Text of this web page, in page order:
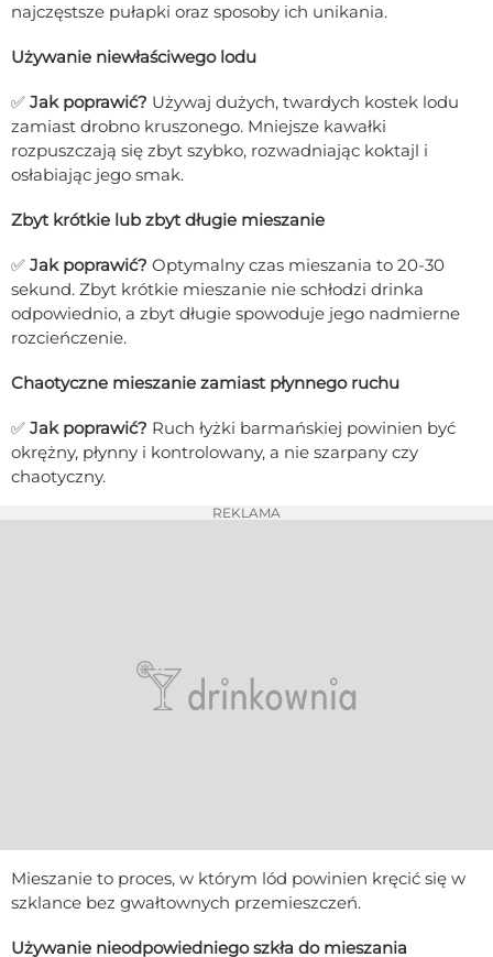
najczęstsze pułapki oraz sposoby ich unikania.
Używanie niewłaściwego lodu
✅ Jak poprawić? Używaj dużych, twardych kostek lodu
zamiast drobno kruszonego. Mniejsze kawałki
rozpuszczają się zbyt szybko, rozwadniając koktajl i
osłabiając jego smak.
Zbyt krótkie lub zbyt długie mieszanie
✅ Jak poprawić? Optymalny czas mieszania to 20-30
sekund. Zbyt krótkie mieszanie nie schłodzi drinka
odpowiednio, a zbyt długie spowoduje jego nadmierne
rozcieńczenie.
Chaotyczne mieszanie zamiast płynnego ruchu
✅ Jak poprawić? Ruch łyżki barmańskiej powinien być
okrężny, płynny i kontrolowany, a nie szarpany czy
chaotyczny.
REKLAMA
Mieszanie to proces, w którym lód powinien kręcić się w
szklance bez gwałtownych przemieszczeń.
Używanie nieodpowiedniego szkła do mieszania